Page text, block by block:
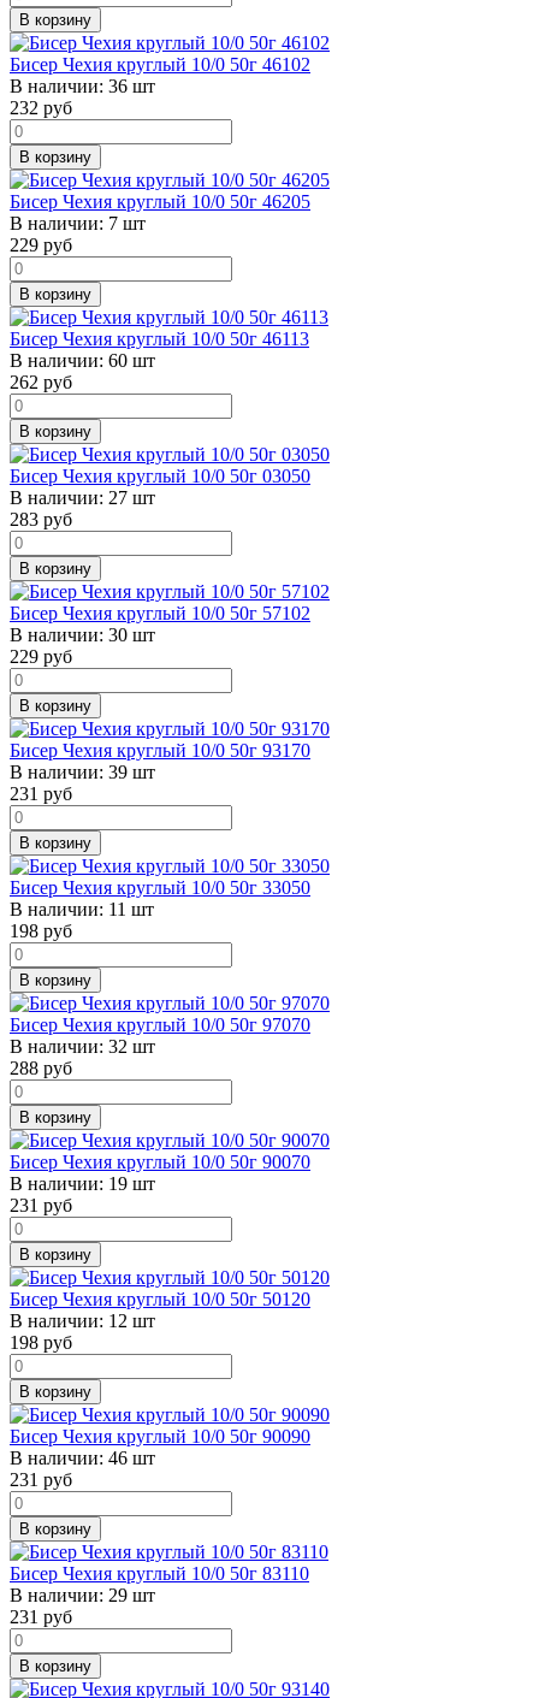
В корзину
Бисер Чехия круглый 10/0 50г 46102
В наличии: 36 шт
232 руб
В корзину
Бисер Чехия круглый 10/0 50г 46205
В наличии: 7 шт
229 руб
В корзину
Бисер Чехия круглый 10/0 50г 46113
В наличии: 60 шт
262 руб
В корзину
Бисер Чехия круглый 10/0 50г 03050
В наличии: 27 шт
283 руб
В корзину
Бисер Чехия круглый 10/0 50г 57102
В наличии: 30 шт
229 руб
В корзину
Бисер Чехия круглый 10/0 50г 93170
В наличии: 39 шт
231 руб
В корзину
Бисер Чехия круглый 10/0 50г 33050
В наличии: 11 шт
198 руб
В корзину
Бисер Чехия круглый 10/0 50г 97070
В наличии: 32 шт
288 руб
В корзину
Бисер Чехия круглый 10/0 50г 90070
В наличии: 19 шт
231 руб
В корзину
Бисер Чехия круглый 10/0 50г 50120
В наличии: 12 шт
198 руб
В корзину
Бисер Чехия круглый 10/0 50г 90090
В наличии: 46 шт
231 руб
В корзину
Бисер Чехия круглый 10/0 50г 83110
В наличии: 29 шт
231 руб
В корзину